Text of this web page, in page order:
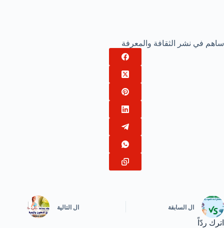
ساهم في نشر الثقافة والمعرفة
ال السابقة ال التالية
اترك ردّاً